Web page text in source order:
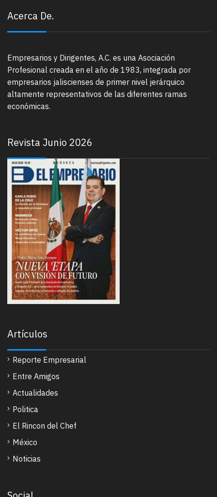
Acerca De.
Empresarios y Dirigentes, A.C. es una Asociación
Profesional creada en el año de 1983, integrada por
empresarios jaliscienses de primer nivel jerárquico
altamente representativos de las diferentes ramas
económicas.
Revista Junio 2026
Artículos
Reporte Empresarial
Entre Amigos
Actualidades
Politica
El Rincon del Chef
México
Noticias